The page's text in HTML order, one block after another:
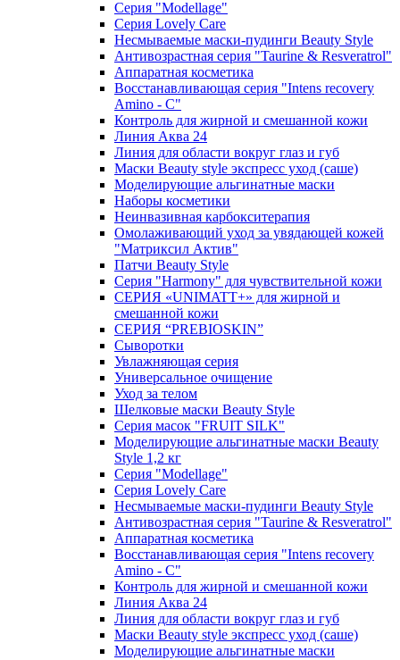
Серия "Modellage"
Cерия Lovely Care
Несмываемые маски-пудинги Beauty Style
Антивозрастная серия "Taurine & Resveratrol"
Аппаратная косметика
Восстанавливающая серия "Intens recovery
Amino - C"
Контроль для жирной и смешанной кожи
Линия Аква 24
Линия для области вокруг глаз и губ
Маски Beauty style экспресс уход (саше)
Моделирующие альгинатные маски
Наборы косметики
Неинвазивная карбокситерапия
Омолаживающий уход за увядающей кожей
"Матриксил Актив"
Патчи Beauty Style
Серия "Harmony" для чувствительной кожи
СЕРИЯ «UNIMATT+» для жирной и
смешанной кожи
СЕРИЯ “PREBIOSKIN”
Сыворотки
Увлажняющая серия
Универсальное очищение
Уход за телом
Шелковые маски Beauty Style
Серия масок "FRUIT SILK"
Моделирующие альгинатные маски Beauty
Style 1,2 кг
Серия "Modellage"
Cерия Lovely Care
Несмываемые маски-пудинги Beauty Style
Антивозрастная серия "Taurine & Resveratrol"
Аппаратная косметика
Восстанавливающая серия "Intens recovery
Amino - C"
Контроль для жирной и смешанной кожи
Линия Аква 24
Линия для области вокруг глаз и губ
Маски Beauty style экспресс уход (саше)
Моделирующие альгинатные маски